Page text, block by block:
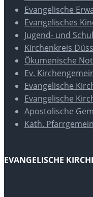
Evangelische
Evangelisches
Jugend- und
Kirchenkreis
Ökumenische
Ev.
Evangelische
Evangelische
Apostolische
Kath.
EVANGELISCHE